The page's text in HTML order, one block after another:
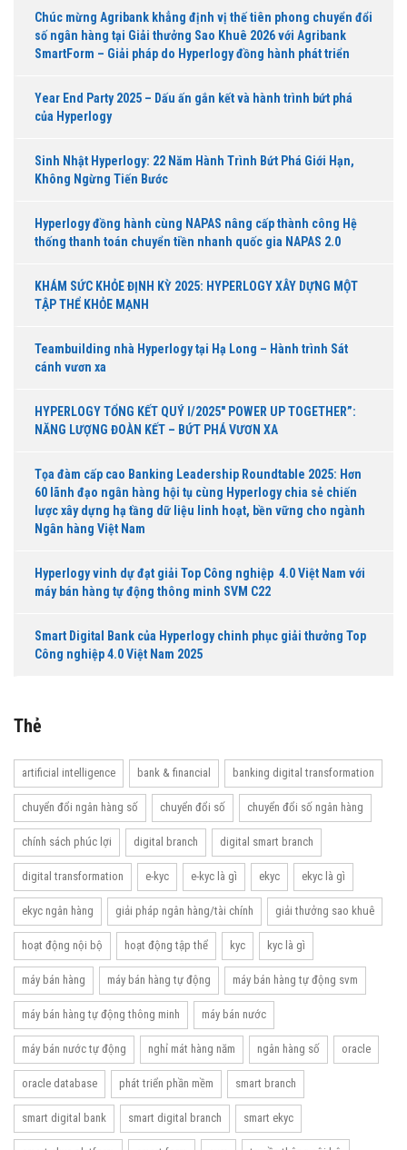
Chúc mừng Agribank khẳng định vị thế tiên phong chuyển đổi
số ngân hàng tại Giải thưởng Sao Khuê 2026 với Agribank
SmartForm – Giải pháp do Hyperlogy đồng hành phát triển
Year End Party 2025 – Dấu ấn gắn kết và hành trình bứt phá
của Hyperlogy
Sinh Nhật Hyperlogy: 22 Năm Hành Trình Bứt Phá Giới Hạn,
Không Ngừng Tiến Bước
Hyperlogy đồng hành cùng NAPAS nâng cấp thành công Hệ
thống thanh toán chuyển tiền nhanh quốc gia NAPAS 2.0
KHÁM SỨC KHỎE ĐỊNH KỲ 2025: HYPERLOGY XÂY DỰNG MỘT
TẬP THỂ KHỎE MẠNH
Teambuilding nhà Hyperlogy tại Hạ Long – Hành trình Sát
cánh vươn xa
HYPERLOGY TỔNG KẾT QUÝ I/2025″ POWER UP TOGETHER”:
NĂNG LƯỢNG ĐOÀN KẾT – BỨT PHÁ VƯƠN XA
Tọa đàm cấp cao Banking Leadership Roundtable 2025: Hơn
60 lãnh đạo ngân hàng hội tụ cùng Hyperlogy chia sẻ chiến
lược xây dựng hạ tầng dữ liệu linh hoạt, bền vững cho ngành
Ngân hàng Việt Nam
Hyperlogy vinh dự đạt giải Top Công nghiệp 4.0 Việt Nam với
máy bán hàng tự động thông minh SVM C22
Smart Digital Bank của Hyperlogy chinh phục giải thưởng Top
Công nghiệp 4.0 Việt Nam 2025
Thẻ
artificial intelligence bank & financial banking digital transformation
chuyển đổi ngân hàng số chuyển đổi số chuyển đổi số ngân hàng
chính sách phúc lợi digital branch digital smart branch
digital transformation e-kyc e-kyc là gì ekyc ekyc là gì
ekyc ngân hàng giải pháp ngân hàng/tài chính giải thưởng sao khuê
hoạt động nội bộ hoạt động tập thể kyc kyc là gì
máy bán hàng máy bán hàng tự động máy bán hàng tự động svm
máy bán hàng tự động thông minh máy bán nước
máy bán nước tự động nghỉ mát hàng năm ngân hàng số oracle
oracle database phát triển phần mềm smart branch
smart digital bank smart digital branch smart ekyc